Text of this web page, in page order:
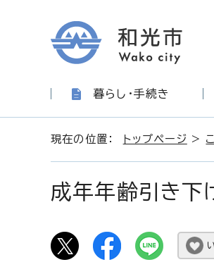
暮らし・手続き
現在の位置： トップページ >
成年年齢引き下